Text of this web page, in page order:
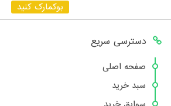
بوکمارک کنید
دسترسی سریع
صفحه اصلی
سبد خرید